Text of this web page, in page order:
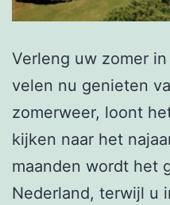
Verleng uw zomer
velen nu genieten
zomerweer, loont
kijken naar het
maanden wordt het
Nederland, terwijl u